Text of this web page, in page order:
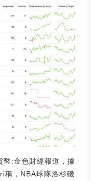
幣:金色財經報道，據
稱，NBA球隊洛杉磯